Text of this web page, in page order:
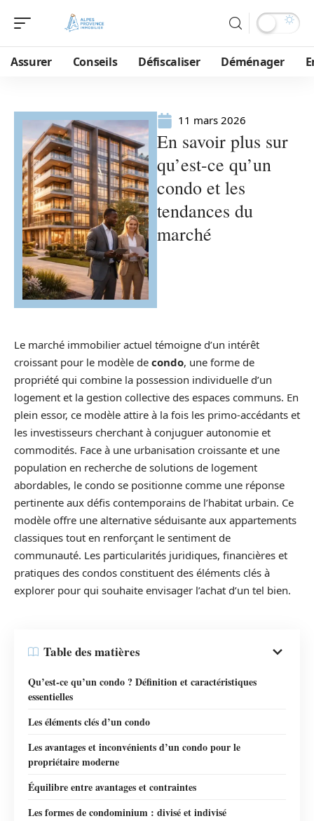
Assurer Conseils Défiscaliser Déménager
11 mars 2026
En savoir plus sur
qu’est-ce qu’un
condo et les
tendances du
marché
Le marché immobilier actuel témoigne d’un intérêt
croissant pour le modèle de condo, une forme de
propriété qui combine la possession individuelle d’un
logement et la gestion collective des espaces communs. En
plein essor, ce modèle attire à la fois les primo-accédants et
les investisseurs cherchant à conjuguer autonomie et
commodités. Face à une urbanisation croissante et une
population en recherche de solutions de logement
abordables, le condo se positionne comme une réponse
pertinente aux défis contemporains de l’habitat urbain. Ce
modèle offre une alternative séduisante aux appartements
classiques tout en renforçant le sentiment de
communauté. Les particularités juridiques, financières et
pratiques des condos constituent des éléments clés à
explorer pour qui souhaite envisager l’achat d’un tel bien.
Table des matières
Qu’est-ce qu’un condo ? Définition et caractéristiques
essentielles
Les éléments clés d’un condo
Les avantages et inconvénients d’un condo pour le
propriétaire moderne
Équilibre entre avantages et contraintes
Les formes de condominium : divisé et indivisé